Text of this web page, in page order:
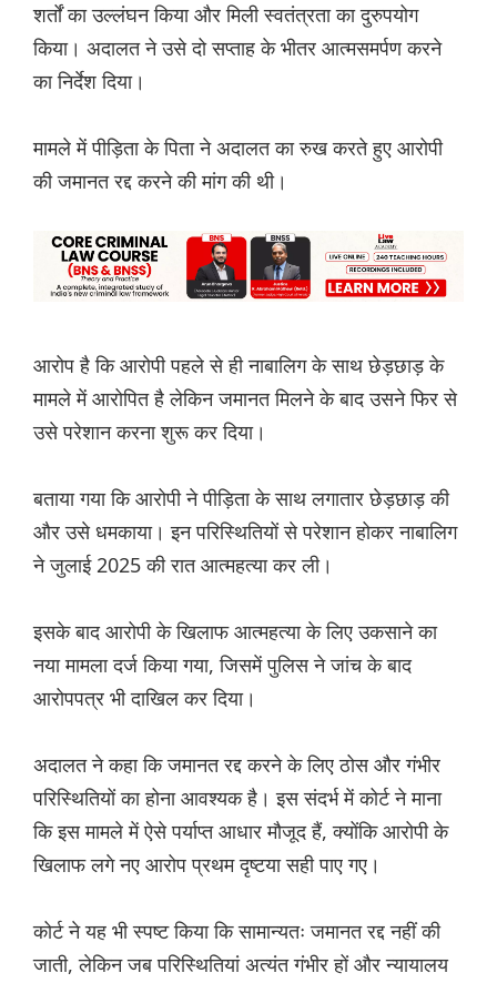
शर्तों का उल्लंघन किया और मिली स्वतंत्रता का दुरुपयोग
किया। अदालत ने उसे दो सप्ताह के भीतर आत्मसमर्पण करने
का निर्देश दिया।
मामले में पीड़िता के पिता ने अदालत का रुख करते हुए आरोपी
की जमानत रद्द करने की मांग की थी।
आरोप है कि आरोपी पहले से ही नाबालिग के साथ छेड़छाड़ के
मामले में आरोपित है लेकिन जमानत मिलने के बाद उसने फिर से
उसे परेशान करना शुरू कर दिया।
बताया गया कि आरोपी ने पीड़िता के साथ लगातार छेड़छाड़ की
और उसे धमकाया। इन परिस्थितियों से परेशान होकर नाबालिग
ने जुलाई 2025 की रात आत्महत्या कर ली।
इसके बाद आरोपी के खिलाफ आत्महत्या के लिए उकसाने का
नया मामला दर्ज किया गया, जिसमें पुलिस ने जांच के बाद
आरोपपत्र भी दाखिल कर दिया।
अदालत ने कहा कि जमानत रद्द करने के लिए ठोस और गंभीर
परिस्थितियों का होना आवश्यक है। इस संदर्भ में कोर्ट ने माना
कि इस मामले में ऐसे पर्याप्त आधार मौजूद हैं, क्योंकि आरोपी के
खिलाफ लगे नए आरोप प्रथम दृष्टया सही पाए गए।
कोर्ट ने यह भी स्पष्ट किया कि सामान्यतः जमानत रद्द नहीं की
जाती, लेकिन जब परिस्थितियां अत्यंत गंभीर हों और न्यायालय